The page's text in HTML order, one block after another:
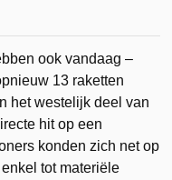
ook vandaag –
13 raketten
het westelijk deel van
hit op een
konden zich net op
tot materiële